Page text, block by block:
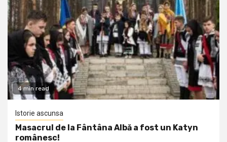
4 min read
Istorie ascunsa
Masacrul de la Fântâna Albă a fost un Katyn
românesc!